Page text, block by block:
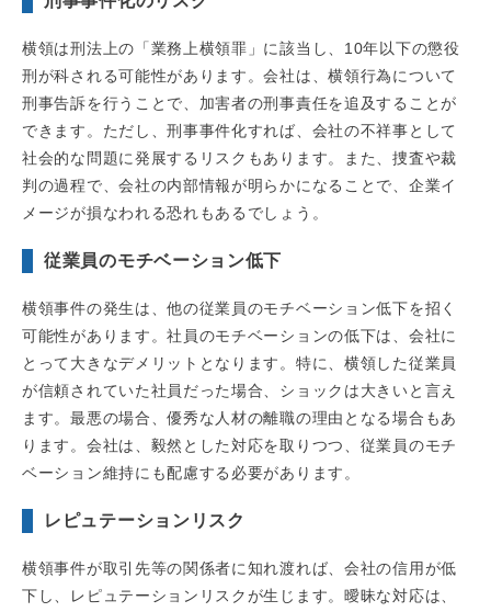
横領は刑法上の「業務上横領罪」に該当し、10年以下の懲役
刑が科される可能性があります。会社は、横領行為について
刑事告訴を行うことで、加害者の刑事責任を追及することが
できます。ただし、刑事事件化すれば、会社の不祥事として
社会的な問題に発展するリスクもあります。また、捜査や裁
判の過程で、会社の内部情報が明らかになることで、企業イ
メージが損なわれる恐れもあるでしょう。
従業員のモチベーション低下
横領事件の発生は、他の従業員のモチベーション低下を招く
可能性があります。社員のモチベーションの低下は、会社に
とって大きなデメリットとなります。特に、横領した従業員
が信頼されていた社員だった場合、ショックは大きいと言え
ます。最悪の場合、優秀な人材の離職の理由となる場合もあ
ります。会社は、毅然とした対応を取りつつ、従業員のモチ
ベーション維持にも配慮する必要があります。
レピュテーションリスク
横領事件が取引先等の関係者に知れ渡れば、会社の信用が低
下し、レピュテーションリスクが生じます。曖昧な対応は、